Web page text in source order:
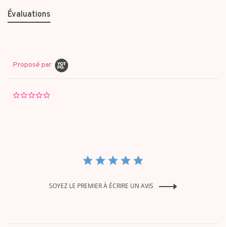
Évaluations
Proposé par
SOYEZ LE PREMIER À ÉCRIRE UN AVIS